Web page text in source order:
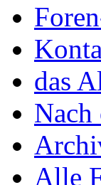
das
Nach
Alle